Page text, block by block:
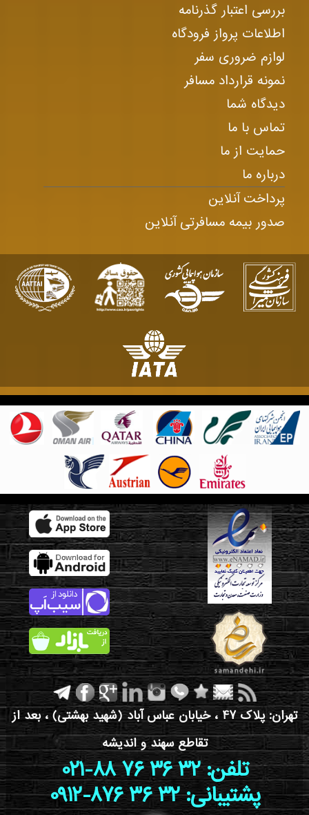
بررسی اعتبار گذرنامه
اطلاعات پرواز فرودگاه
لوازم ضروری سفر
نمونه قرارداد مسافر
دیدگاه شما
تماس با ما
حمایت از ما
درباره ما
پرداخت آنلاین
صدور بیمه مسافرتی آنلاین
تهران: پلاک 47 ، خیابان عباس آباد (شهید بهشتی) ، بعد از
تقاطع سهند و اندیشه
021-88 76 36 32 :تلفن
0912-876 36 32 :پشتیبانی